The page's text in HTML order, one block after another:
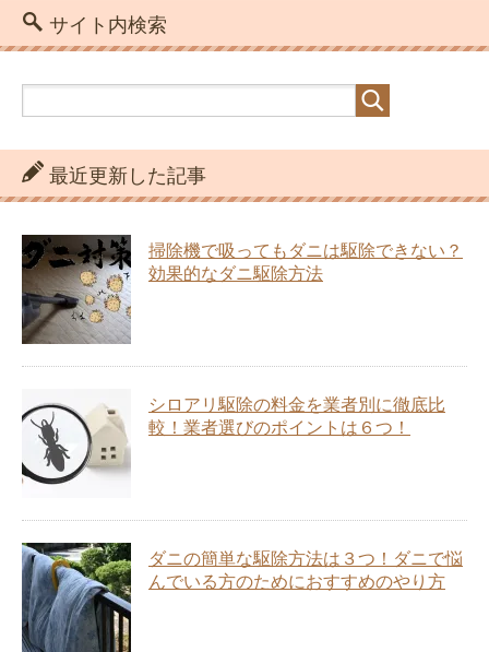
サイト内検索
最近更新した記事
掃除機で吸ってもダニは駆除できない？
効果的なダニ駆除方法
シロアリ駆除の料金を業者別に徹底比
較！業者選びのポイントは６つ！
ダニの簡単な駆除方法は３つ！ダニで悩
んでいる方のためにおすすめのやり方